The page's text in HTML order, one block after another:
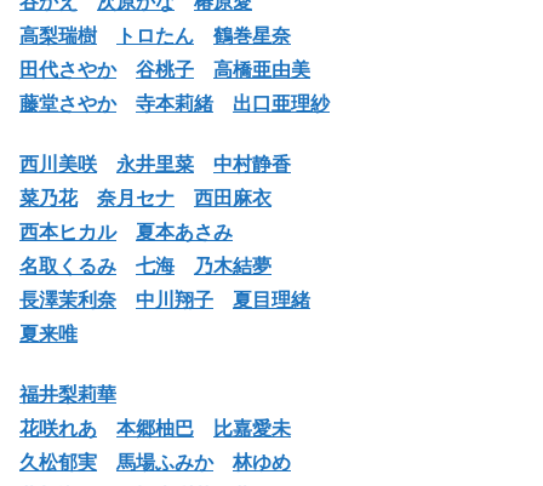
高梨瑞樹
トロたん
鶴巻星奈
田代さやか
谷桃子
高橋亜由美
藤堂さやか
寺本莉緒 出口亜理紗
西川美咲 永井里菜
中村静香
菜乃花
奈月セナ
西田麻衣
西本ヒカル
夏本あさみ
名取くるみ
七海
乃木結夢
長澤茉利奈
中川翔子
夏目理緒
夏来唯
福井梨莉華
花咲れあ
本郷柚巴
比嘉愛未
久松郁実
馬場ふみか
林ゆめ